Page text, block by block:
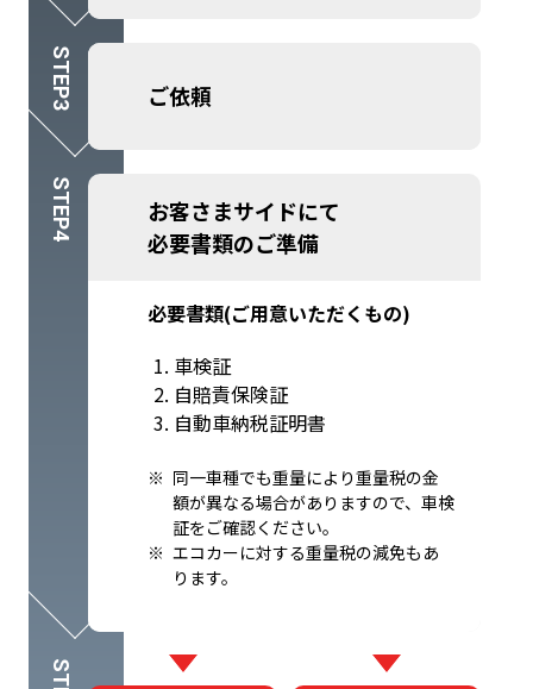
ご依頼
お客さまサイドにて
必要書類のご準備
必要書類(ご用意いただくもの)
車検証
自賠責保険証
自動車納税証明書
同一車種でも重量により重量税の金
額が異なる場合がありますので、車検
証をご確認ください。
エコカーに対する重量税の減免もあ
ります。